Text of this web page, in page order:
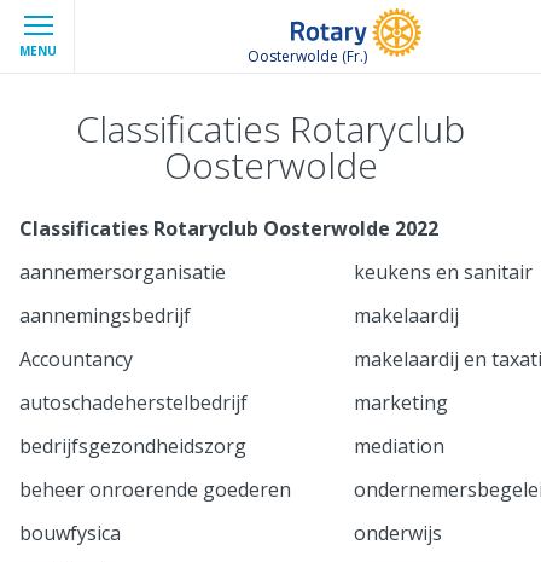
MENU Oosterwolde (Fr.)
Classificaties Rotaryclub
Oosterwolde
Classificaties Rotaryclub Oosterwolde 2022
aannemersorganisatie
keukens en sanitair
aannemingsbedrijf
makelaardij
Accountancy
makelaardij en
autoschadeherstelbedrijf
marketing
bedrijfsgezondheidszorg
mediation
beheer onroerende goederen
bouwfysica
onderwijs